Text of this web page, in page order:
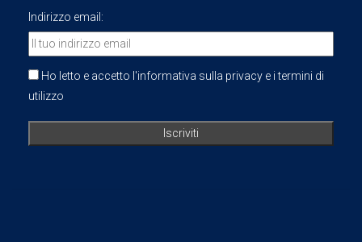
Indirizzo email:
Ho letto e accetto l'informativa sulla privacy e i termini di
utilizzo